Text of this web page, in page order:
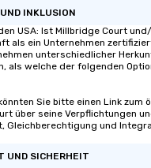
INKLUSION
USA: Ist Millbridge Court
als ein Unternehmen
unterschiedlicher
als welche der folgenden
Sie bitte einen Link zum
über seine Verpflichtungen
Gleichberechtigung und
UND SICHERHEIT